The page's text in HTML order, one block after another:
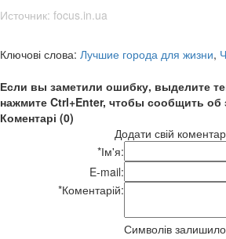
Источник: focus.in.ua
Ключові слова: Лучшие города для жизни,
Если вы заметили ошибку, выделите
нажмите Ctrl+Enter, чтобы сообщить об
Коментарі (0)
Додати свій
*Ім'я:
E-mail:
*Коментарій:
Символів